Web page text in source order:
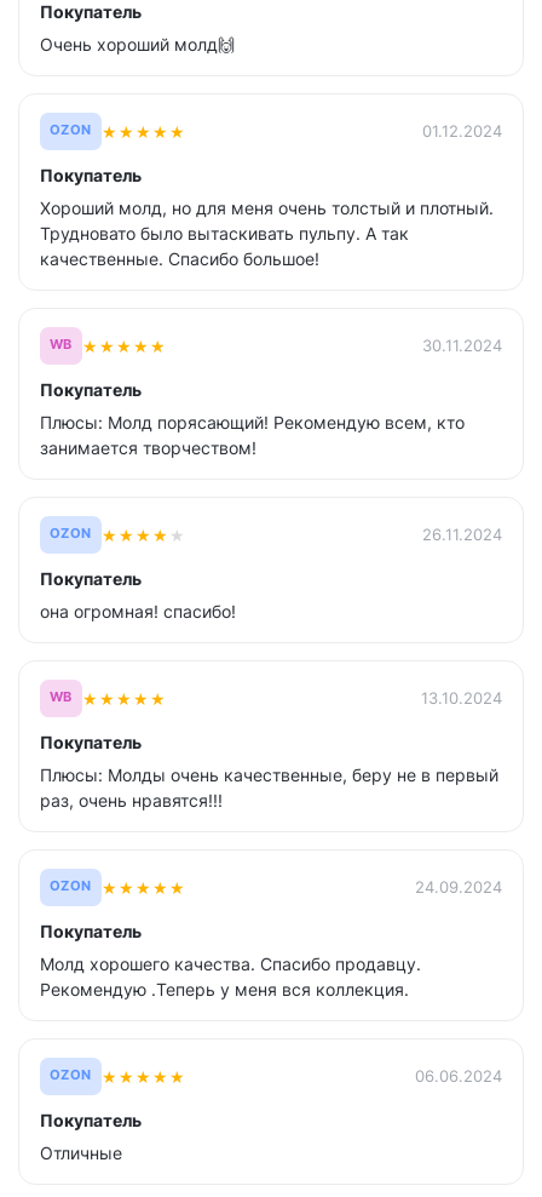
Покупатель
Очень хороший молд🙌
OZON ★★★★★ 01.12.2024
Покупатель
Хороший молд, но для меня очень толстый и плотный.
Трудновато было вытаскивать пульпу. А так
качественные. Спасибо большое!
WB ★★★★★ 30.11.2024
Покупатель
Плюсы: Молд порясающий! Рекомендую всем, кто
занимается творчеством!
OZON ★★★★ ★ 26.11.2024
Покупатель
она огромная! спасибо!
WB ★★★★★ 13.10.2024
Покупатель
Плюсы: Молды очень качественные, беру не в первый
раз, очень нравятся!!!
OZON ★★★★★ 24.09.2024
Покупатель
Молд хорошего качества. Спасибо продавцу.
Рекомендую .Теперь у меня вся коллекция.
OZON ★★★★★ 06.06.2024
Покупатель
Отличные